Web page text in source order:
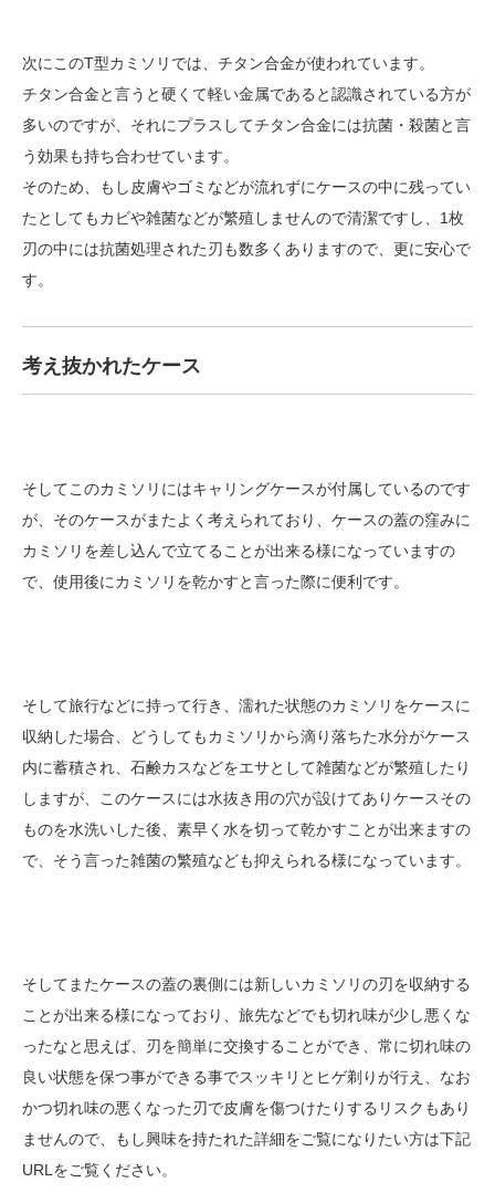
次にこのT型カミソリでは、チタン合金が使われています。
チタン合金と言うと硬くて軽い金属であると認識されている方が
多いのですが、それにプラスしてチタン合金には抗菌・殺菌と言
う効果も持ち合わせています。
そのため、もし皮膚やゴミなどが流れずにケースの中に残ってい
たとしてもカビや雑菌などが繁殖しませんので清潔ですし、1枚
刃の中には抗菌処理された刃も数多くありますので、更に安心で
す。
考え抜かれたケース
そしてこのカミソリにはキャリングケースが付属しているのです
が、そのケースがまたよく考えられており、ケースの蓋の窪みに
カミソリを差し込んで立てることが出来る様になっていますの
で、使用後にカミソリを乾かすと言った際に便利です。
そして旅行などに持って行き、濡れた状態のカミソリをケースに
収納した場合、どうしてもカミソリから滴り落ちた水分がケース
内に蓄積され、石鹸カスなどをエサとして雑菌などが繁殖したり
しますが、このケースには水抜き用の穴が設けてありケースその
ものを水洗いした後、素早く水を切って乾かすことが出来ますの
で、そう言った雑菌の繁殖なども抑えられる様になっています。
そしてまたケースの蓋の裏側には新しいカミソリの刃を収納する
ことが出来る様になっており、旅先などでも切れ味が少し悪くな
ったなと思えば、刃を簡単に交換することができ、常に切れ味の
良い状態を保つ事ができる事でスッキリとヒゲ剃りが行え、なお
かつ切れ味の悪くなった刃で皮膚を傷つけたりするリスクもあり
ませんので、もし興味を持たれた詳細をご覧になりたい方は下記
URLをご覧ください。